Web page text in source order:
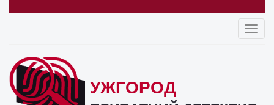
УЖГОРОД